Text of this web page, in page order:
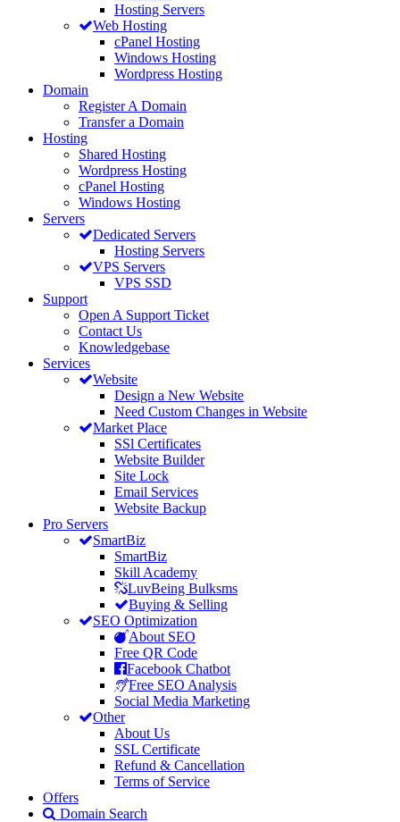
Hosting Servers
Web Hosting
cPanel Hosting
Windows Hosting
Wordpress Hosting
Domain
Register A Domain
Transfer a Domain
Hosting
Shared Hosting
Wordpress Hosting
cPanel Hosting
Windows Hosting
Servers
Dedicated Servers
Hosting Servers
VPS Servers
VPS SSD
Support
Open A Support Ticket
Contact Us
Knowledgebase
Services
Website
Design a New Website
Need Custom Changes in Website
Market Place
SSl Certificates
Website Builder
Site Lock
Email Services
Website Backup
Pro Servers
SmartBiz
SmartBiz
Skill Academy
LuvBeing Bulksms
Buying & Selling
SEO Optimization
About SEO
Free QR Code
Facebook Chatbot
Free SEO Analysis
Social Media Marketing
Other
About Us
SSL Certificate
Refund & Cancellation
Terms of Service
Offers
Domain Search